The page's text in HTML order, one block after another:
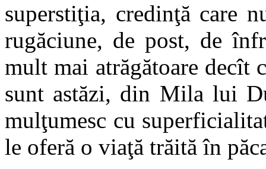
superstiţia, credinţă care
rugăciune, de post, de
mult mai atrăgătoare decît
sunt astăzi, din Mila lui
mulţumesc cu
le oferă o viaţă trăită în